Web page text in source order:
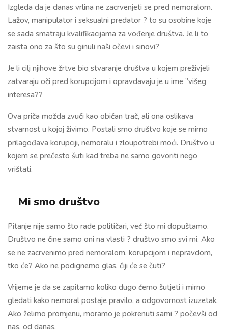
Izgleda da je danas vrlina ne zacrvenjeti se pred nemoralom.
Lažov, manipulator i seksualni predator ? to su osobine koje
se sada smatraju kvalifikacijama za vođenje društva. Je li to
zaista ono za što su ginuli naši očevi i sinovi?
Je li cilj njihove žrtve bio stvaranje društva u kojem preživjeli
zatvaraju oči pred korupcijom i opravdavaju je u ime ”višeg
interesa??
Ova priča možda zvuči kao običan trač, ali ona oslikava
stvarnost u kojoj živimo. Postali smo društvo koje se mirno
prilagođava korupciji, nemoralu i zloupotrebi moći. Društvo u
kojem se prečesto šuti kad treba ne samo govoriti nego
vrištati.
Mi smo društvo
Pitanje nije samo što rade političari, već što mi dopuštamo.
Društvo ne čine samo oni na vlasti ? društvo smo svi mi. Ako
se ne zacrvenimo pred nemoralom, korupcijom i nepravdom,
tko će? Ako ne podignemo glas, čiji će se čuti?
Vrijeme je da se zapitamo koliko dugo ćemo šutjeti i mirno
gledati kako nemoral postaje pravilo, a odgovornost izuzetak.
Ako želimo promjenu, moramo je pokrenuti sami ? počevši od
nas, od danas.